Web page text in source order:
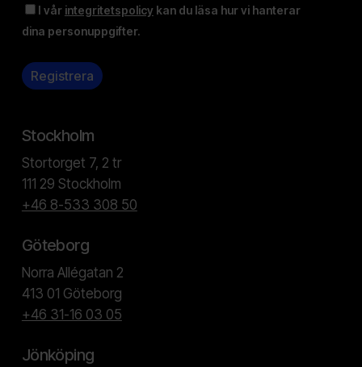
I vår integritetspolicy kan du läsa hur vi hanterar
dina personuppgifter.
Stockholm
Stortorget 7, 2 tr
111 29 Stockholm
+46 8-533 308 50
Göteborg
Norra Allégatan 2
413 01 Göteborg
+46 31-16 03 05
Jönköping